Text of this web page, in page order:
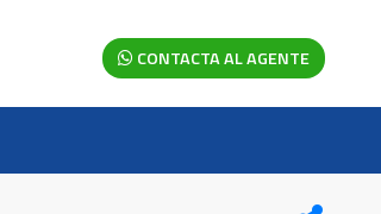
CONTACTA AL AGENTE